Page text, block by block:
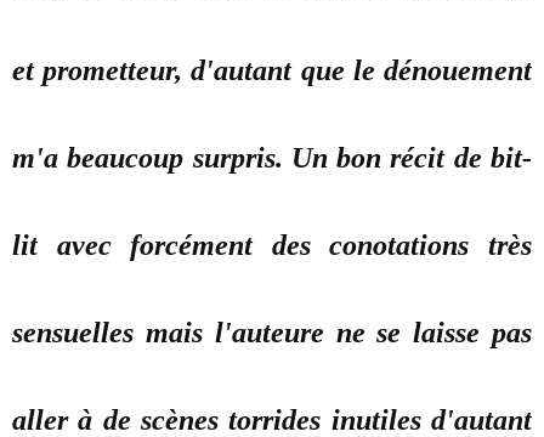
et prometteur, d'autant que le dénouement
m'a beaucoup surpris. Un bon récit de bit-
lit avec forcément des conotations très
sensuelles mais l'auteure ne se laisse pas
aller à de scènes torrides inutiles d'autant